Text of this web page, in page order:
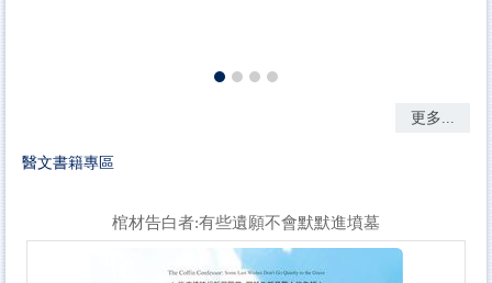
更多...
醫文書籍專區
棺材告白者:有些遺願不會默默進墳墓